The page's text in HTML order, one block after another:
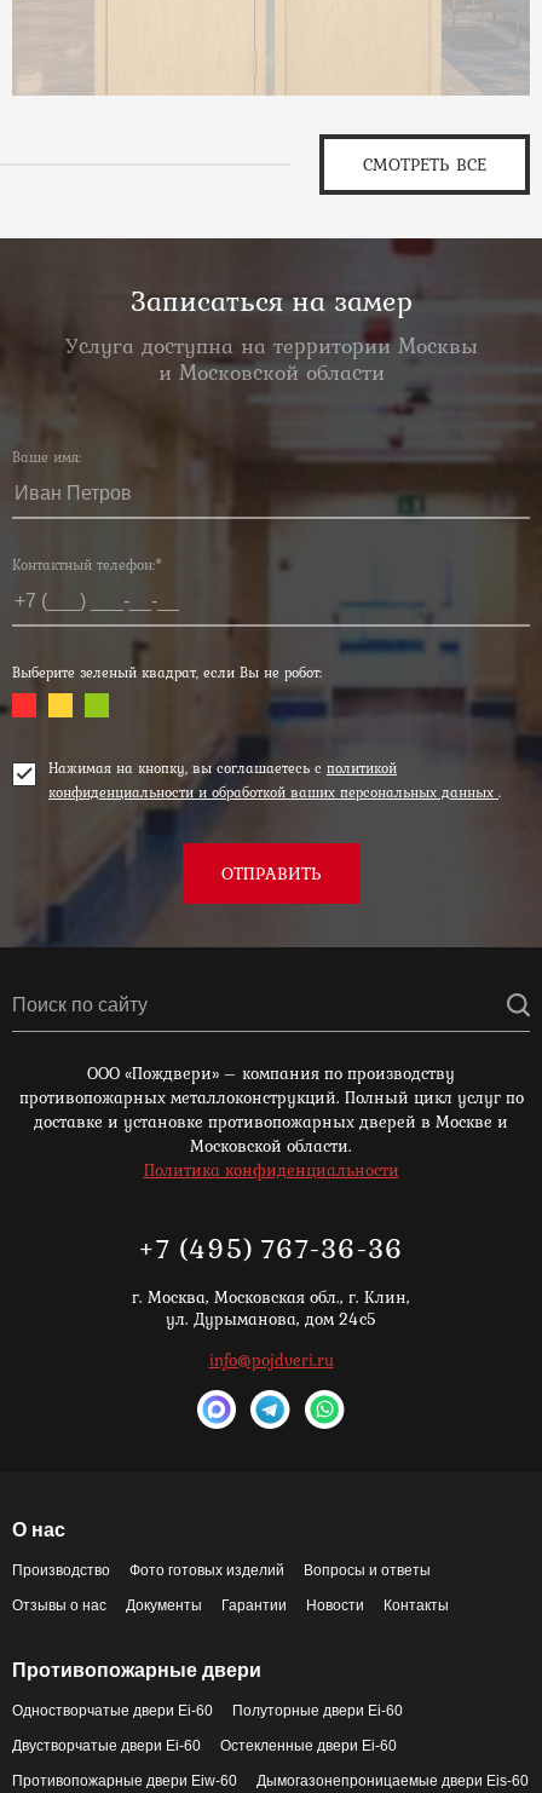
СМОТРЕТЬ ВСЕ
Записаться на замер
Услуга доступна на территории Москвы
и Московской области
Ваше имя:
Контактный телефон:*
Выберите зеленый квадрат, если Вы не робот:
Нажимая на кнопку, вы соглашаетесь с политикой
конфиденциальности и обработкой ваших персональных данных .
ОТПРАВИТЬ
ООО «Пождвери» – компания по производству
противопожарных металлоконструкций. Полный цикл услуг по
доставке и установке противопожарных дверей в Москве и
Московской области.
Политика конфиденциальности
+7 (495) 767-36-36
г. Москва, Московская обл., г. Клин,
ул. Дурыманова, дом 24с5
info@pojdveri.ru
О нас
Производство Фото готовых изделий Вопросы и ответы
Отзывы о нас Документы Гарантии Новости Контакты
Противопожарные двери
Одностворчатые двери Ei-60 Полуторные двери Ei-60
Двустворчатые двери Ei-60 Остекленные двери Ei-60
Противопожарные двери Eiw-60 Дымогазонепроницаемые двери Eis-60